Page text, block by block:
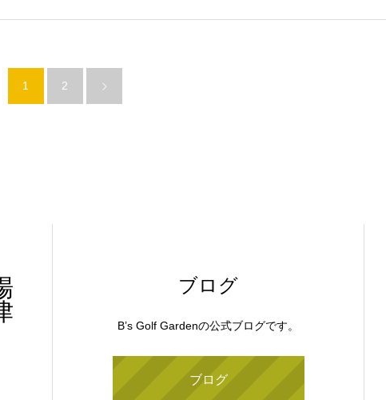
1 2
ブログ
B’s Golf Gardenの公式ブログです。
ブログ